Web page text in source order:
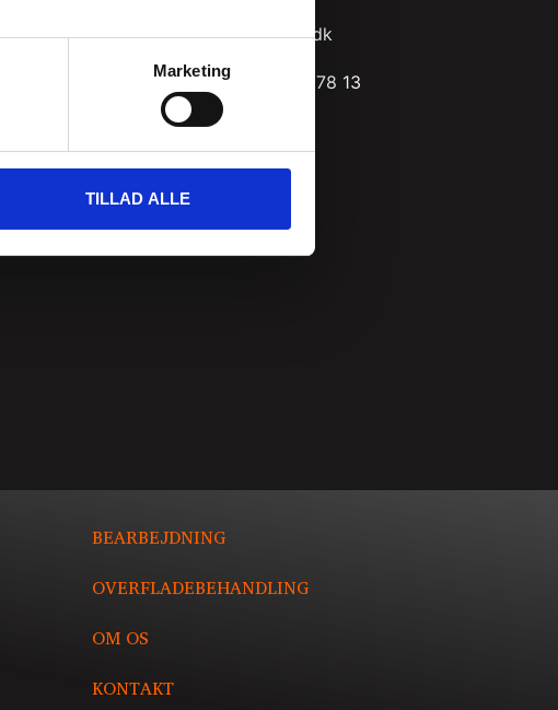
Marketing
TILLAD ALLE
sp(a)bar2.dk
+45 31 75 78 13
BEARBEJDNING
OVERFLADEBEHANDLING
OM OS
KONTAKT